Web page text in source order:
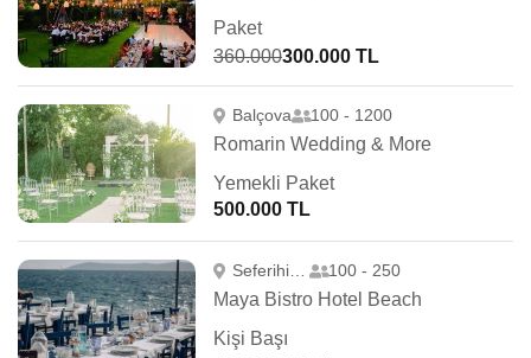
Paket
360.000300.000 TL
Balçova 100 - 1200
Romarin Wedding & More
Yemekli Paket
500.000 TL
Seferihisar 100 - 250
Maya Bistro Hotel Beach
Kişi Başı